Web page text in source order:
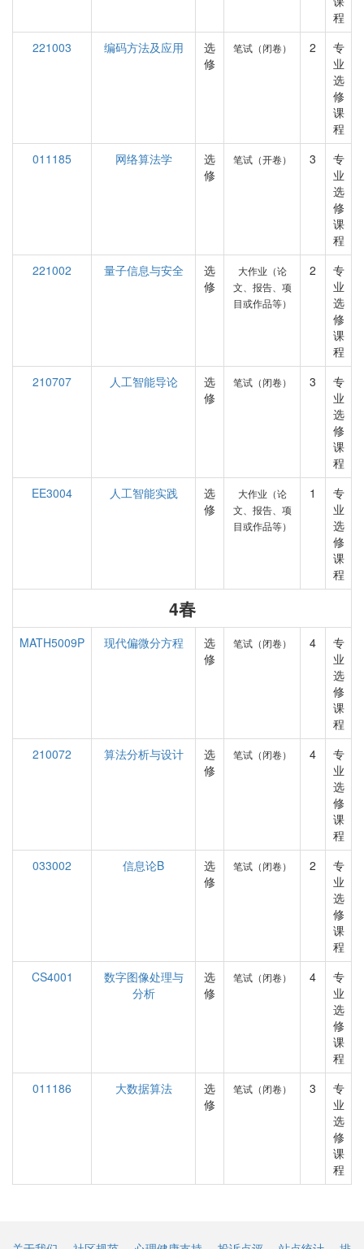
程
221003
编码方法及应用
选
修
笔试（闭卷） 2
专
业
选
修
课
程
011185
网络算法学
选
修
笔试（开卷） 3
专
业
选
修
课
程
221002
量子信息与安全
选
修
大作业（论
文、报告、项
目或作品等）
2
专
业
选
修
课
程
210707
人工智能导论
选
修
笔试（闭卷） 3
专
业
选
修
课
程
EE3004
人工智能实践
选
修
大作业（论
文、报告、项
目或作品等）
1
专
业
选
修
课
程
4春
MATH5009P 现代偏微分方程
选
修
笔试（闭卷） 4
专
业
选
修
课
程
210072
算法分析与设计
选
修
笔试（闭卷） 4
专
业
选
修
课
程
033002
信息论B
选
修
笔试（闭卷） 2
专
业
选
修
课
程
CS4001
数字图像处理与
分析
选
修
笔试（闭卷） 4
专
业
选
修
课
程
011186
大数据算法
选
修
笔试（闭卷） 3
专
业
选
修
课
程